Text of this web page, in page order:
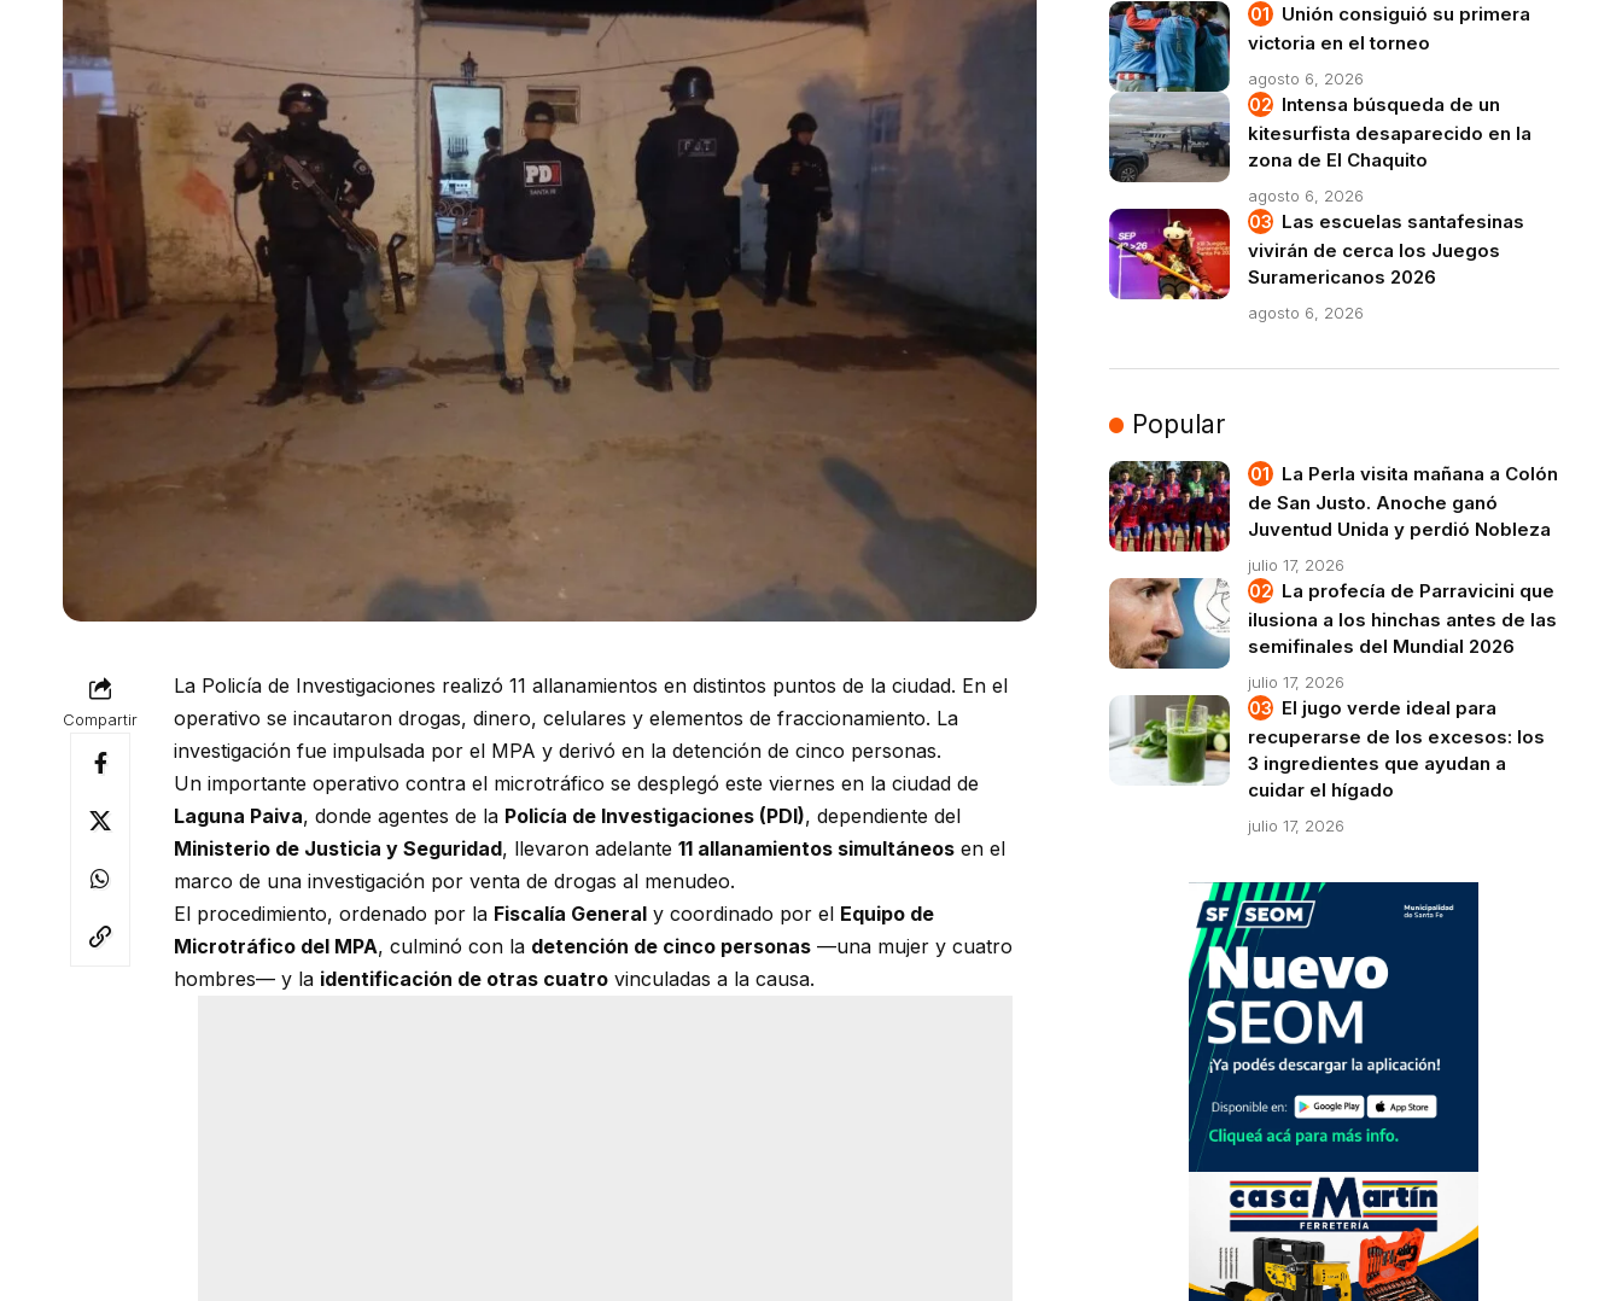
Compartir
La Policía de Investigaciones realizó 11 allanamientos en distintos puntos de la ciudad. En el
operativo se incautaron drogas, dinero, celulares y elementos de fraccionamiento. La
investigación fue impulsada por el MPA y derivó en la detención de cinco personas.
Un importante operativo contra el microtráfico se desplegó este viernes en la ciudad de
Laguna Paiva, donde agentes de la Policía de Investigaciones (PDI), dependiente del
Ministerio de Justicia y Seguridad, llevaron adelante 11 allanamientos simultáneos en el
marco de una investigación por venta de drogas al menudeo.
El procedimiento, ordenado por la Fiscalía General y coordinado por el Equipo de
Microtráfico del MPA, culminó con la detención de cinco personas —una mujer y cuatro
hombres— y la identificación de otras cuatro vinculadas a la causa.
Unión consiguió su primera
victoria en el torneo
agosto 6, 2026
Intensa búsqueda de un
kitesurfista desaparecido en la
zona de El Chaquito
agosto 6, 2026
Las escuelas santafesinas
vivirán de cerca los Juegos
Suramericanos 2026
agosto 6, 2026
Popular
La Perla visita mañana a Colón
de San Justo. Anoche ganó
Juventud Unida y perdió Nobleza
julio 17, 2026
La profecía de Parravicini que
ilusiona a los hinchas antes de las
semifinales del Mundial 2026
julio 17, 2026
El jugo verde ideal para
recuperarse de los excesos: los
3 ingredientes que ayudan a
cuidar el hígado
julio 17, 2026